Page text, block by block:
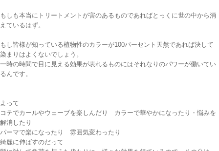
もしも本当にトリートメントが害のあるものであればとっくに世の中から消
えているはず。
もし皆様が知っている植物性のカラーが100パーセント天然であれば決して
染まりはよくないでしょう。
一時の時間で目に見える効果が表れるものにはそれなりのパワーが働いてい
るんです。
よって
コテでカールやウェーブを楽しんだり カラーで華やかになったり・悩みを
解消したり
パーマで楽になったり 雰囲気変わったり
綺麗に伸ばすのだって